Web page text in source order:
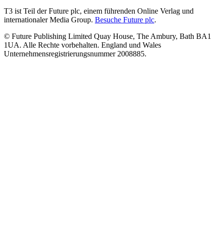
T3 ist Teil der Future plc, einem führenden Online Verlag und
internationaler Media Group. Besuche Future plc.
© Future Publishing Limited Quay House, The Ambury, Bath BA1
1UA. Alle Rechte vorbehalten. England und Wales
Unternehmensregistrierungsnummer 2008885.